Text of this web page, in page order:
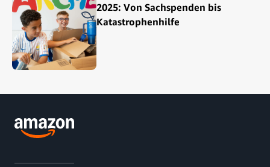
2025: Von Sachspenden bis
Katastrophenhilfe